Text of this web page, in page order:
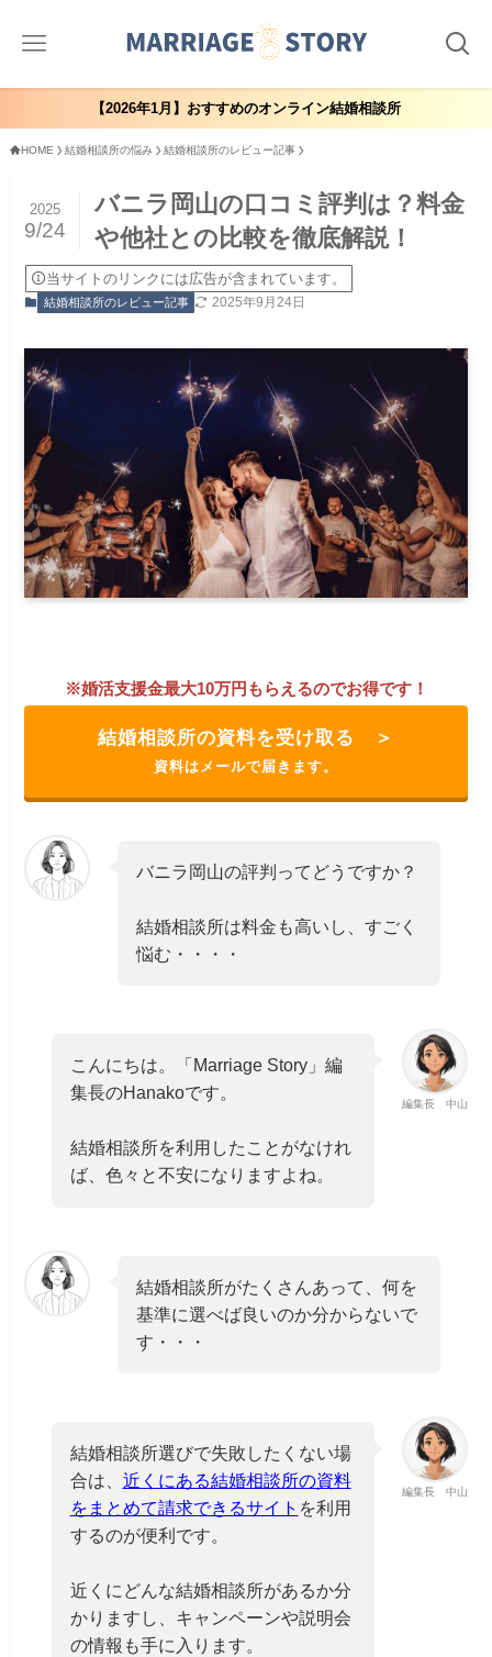
【2026年1月】おすすめのオンライン結婚相談所
HOME 結婚相談所の悩み 結婚相談所のレビュー記事
バニラ岡山の口コミ評判は？料金
や他社との比較を徹底解説！
2025
9/24
当サイトのリンクには広告が含まれています。
結婚相談所のレビュー記事 2025年9月24日
※婚活支援金最大10万円もらえるのでお得です！
結婚相談所の資料を受け取る ＞
資料はメールで届きます。
バニラ岡山の評判ってどうですか？
結婚相談所は料金も高いし、すごく
悩む・・・・
編集長 中山
こんにちは。「Marriage Story」編
集長のHanakoです。
結婚相談所を利用したことがなけれ
ば、色々と不安になりますよね。
結婚相談所がたくさんあって、何を
基準に選べば良いのか分からないで
す・・・
編集長 中山
結婚相談所選びで失敗したくない場
合は、 近くにある結婚相談所の資料
をまとめて請求できるサイト を利用
するのが便利です。
近くにどんな結婚相談所があるか分
かりますし、キャンペーンや説明会
の情報も手に入ります。